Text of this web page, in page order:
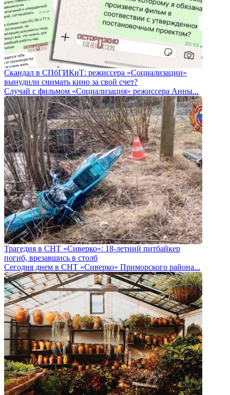
Скандал в СПбГИКиТ: режиссера «Социализации»
вынудили снимать кино за свой счет?
Случай с фильмом «Социализация» режиссера Анны...
Трагедия в СНТ «Сиверко»: 18-летний питбайкер
погиб, врезавшись в столб
Сегодня днем в СНТ «Сиверко» Приморского района...